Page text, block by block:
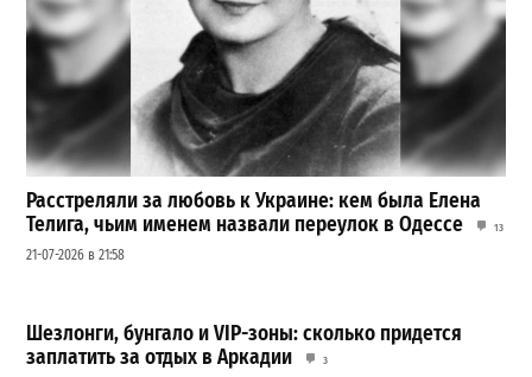
Расстреляли за любовь к Украине: кем была Елена
Телига, чьим именем назвали переулок в Одессе
13
21-07-2026 в 21:58
Шезлонги, бунгало и VIP-зоны: сколько придется
заплатить за отдых в Аркадии
3